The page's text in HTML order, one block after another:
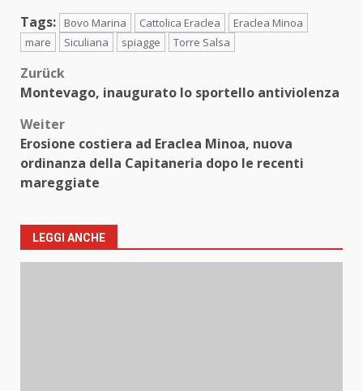
Tags:
Bovo Marina Cattolica Eraclea
Eraclea Minoa
mare
Siculiana spiagge Torre Salsa
Beitragsnavigation
Zurück
Montevago, inaugurato lo sportello antiviolenza
Weiter
Erosione costiera ad Eraclea Minoa, nuova
ordinanza della Capitaneria dopo le recenti
mareggiate
LEGGI ANCHE